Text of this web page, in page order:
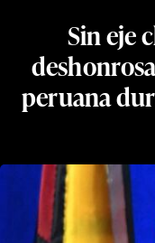
Sin eje
peruana